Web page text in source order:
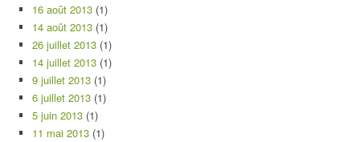
16 août 2013 (1)
14 août 2013 (1)
26 juillet 2013 (1)
14 juillet 2013 (1)
9 juillet 2013 (1)
6 juillet 2013 (1)
5 juin 2013 (1)
11 mai 2013 (1)